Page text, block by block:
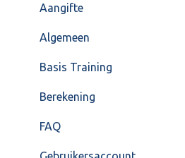
Overig
VoorraadService &
Inrichting
Jaarafsluiting
Salarisberekening
Overig
FAQ – Beëindiging CASH
Aangifte
Algemeen
Basis Training
Berekening
FAQ